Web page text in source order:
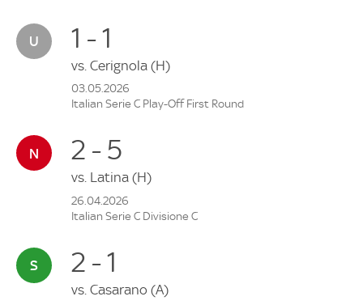
1 - 1
vs. Cerignola (H)
03.05.2026
Italian Serie C Play-Off First Round
2 - 5
vs. Latina (H)
26.04.2026
Italian Serie C Divisione C
2 - 1
vs. Casarano (A)